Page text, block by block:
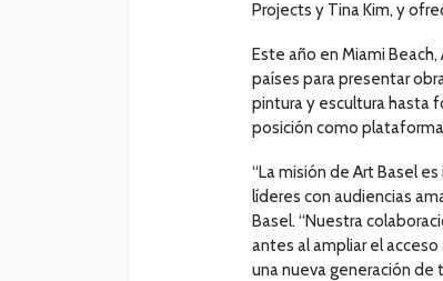
Projects y Tina Kim, y
Este año en Miami
países para presentar
pintura y escultura hasta
posición como
“La misión de Art Basel
líderes con audiencias
Basel. “Nuestra
antes al ampliar el
una nueva generación de